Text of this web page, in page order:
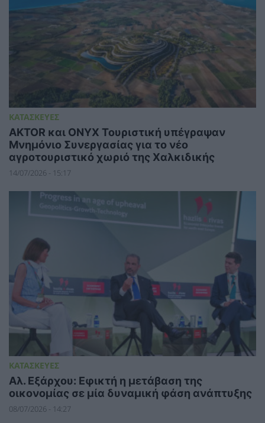
ΚΑΤΑΣΚΕΥΕΣ
AKTOR και ONYX Τουριστική υπέγραψαν
Μνημόνιο Συνεργασίας για το νέο
αγροτουριστικό χωριό της Χαλκιδικής
14/07/2026 - 15:17
ΚΑΤΑΣΚΕΥΕΣ
Αλ. Εξάρχου: Εφικτή η μετάβαση της
οικονομίας σε μία δυναμική φάση ανάπτυξης
08/07/2026 - 14:27